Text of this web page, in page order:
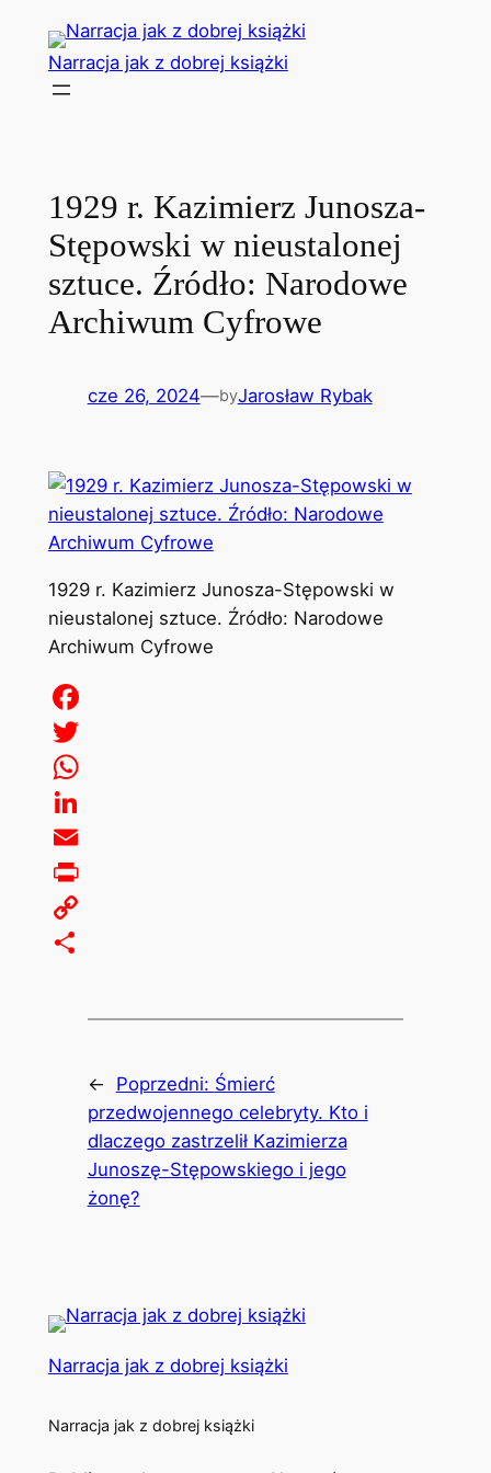
Przejdź
treści
Narracja jak z dobrej książki
1929 r. Kazimierz Junosza-
Stępowski w nieustalonej
sztuce. Źródło: Narodowe
Archiwum Cyfrowe
cze 26, 2024—byJarosław Rybak
1929 r. Kazimierz Junosza-Stępowski w
nieustalonej sztuce. Źródło: Narodowe
Archiwum Cyfrowe
Facebook
Twitter
WhatsApp
LinkedIn
Email
Print
Copy
← Poprzedni: Śmierć
przedwojennego celebryty. Kto i
dlaczego zastrzelił Kazimierza
Junoszę-Stępowskiego i jego
żonę?
Narracja jak z dobrej książki
Narracja jak z dobrej książki